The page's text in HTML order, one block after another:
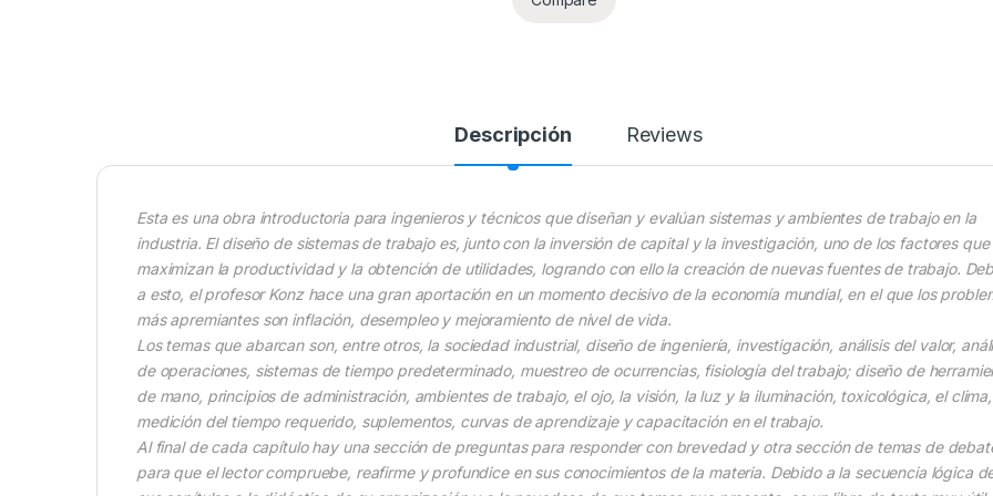
Descripción Reviews
Esta es una obra introductoria para ingenieros y técnicos que diseñan y evalúan sistemas y ambientes de trabajo en la
industria. El diseño de sistemas de trabajo es, junto con la inversión de capital y la investigación, uno de los factores que
maximizan la productividad y la obtención de utilidades, logrando con ello la creación de nuevas fuentes de trabajo.
a esto, el profesor Konz hace una gran aportación en un momento decisivo de la economía mundial, en el que los
más apremiantes son inflación, desempleo y mejoramiento de nivel de vida.
Los temas que abarcan son, entre otros, la sociedad industrial, diseño de ingeniería, investigación, análisis del valor,
de operaciones, sistemas de tiempo predeterminado, muestreo de ocurrencias, fisiología del trabajo; diseño de
de mano, principios de administración, ambientes de trabajo, el ojo, la visión, la luz y la iluminación, toxicológica, el clima,
medición del tiempo requerido, suplementos, curvas de aprendizaje y capacitación en el trabajo.
Al final de cada capítulo hay una sección de preguntas para responder con brevedad y otra sección de temas de
para que el lector compruebe, reafirme y profundice en sus conocimientos de la materia. Debido a la secuencia lógica